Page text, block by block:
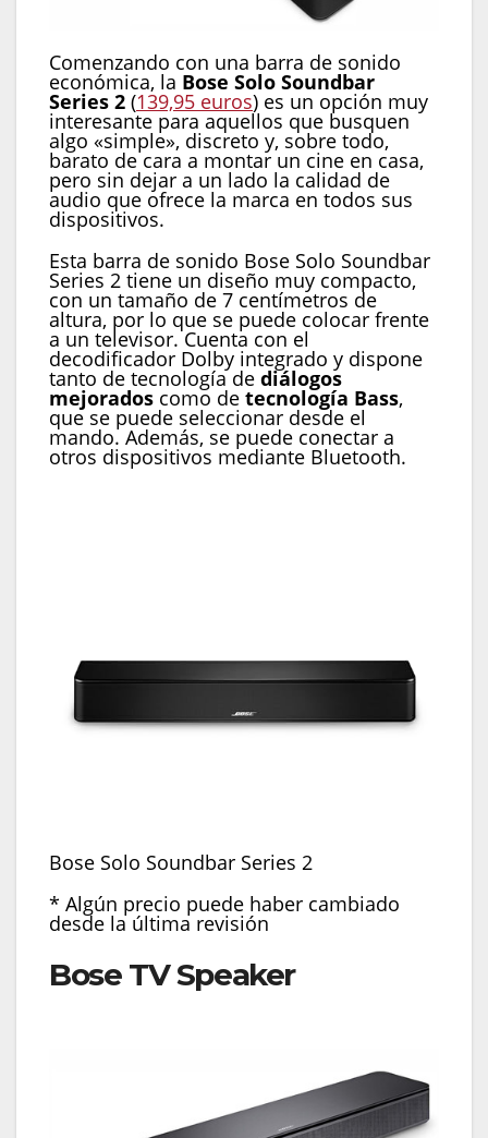
Comenzando con una barra de sonido
económica, la Bose Solo Soundbar
Series 2 (139,95 euros) es un opción muy
interesante para aquellos que busquen
algo «simple», discreto y, sobre todo,
barato de cara a montar un cine en casa,
pero sin dejar a un lado la calidad de
audio que ofrece la marca en todos sus
dispositivos.
Esta barra de sonido Bose Solo Soundbar
Series 2 tiene un diseño muy compacto,
con un tamaño de 7 centímetros de
altura, por lo que se puede colocar frente
a un televisor. Cuenta con el
decodificador Dolby integrado y dispone
tanto de tecnología de diálogos
mejorados como de tecnología Bass,
que se puede seleccionar desde el
mando. Además, se puede conectar a
otros dispositivos mediante Bluetooth.
Bose Solo Soundbar Series 2
* Algún precio puede haber cambiado
desde la última revisión
Bose TV Speaker